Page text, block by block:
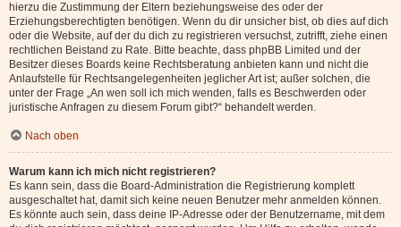
hierzu die Zustimmung der Eltern beziehungsweise des oder der
Erziehungsberechtigten benötigen. Wenn du dir unsicher bist, ob dies auf dich
oder die Website, auf der du dich zu registrieren versuchst, zutrifft, ziehe einen
rechtlichen Beistand zu Rate. Bitte beachte, dass phpBB Limited und der
Besitzer dieses Boards keine Rechtsberatung anbieten kann und nicht die
Anlaufstelle für Rechtsangelegenheiten jeglicher Art ist; außer solchen, die
unter der Frage „An wen soll ich mich wenden, falls es Beschwerden oder
juristische Anfragen zu diesem Forum gibt?“ behandelt werden.
Nach oben
Warum kann ich mich nicht registrieren?
Es kann sein, dass die Board-Administration die Registrierung komplett
ausgeschaltet hat, damit sich keine neuen Benutzer mehr anmelden können.
Es könnte auch sein, dass deine IP-Adresse oder der Benutzername, mit dem